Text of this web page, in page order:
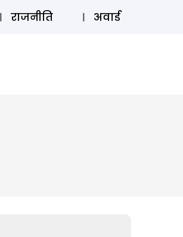
⚲ SUBSCRIBE
राजनीति अवार्ड